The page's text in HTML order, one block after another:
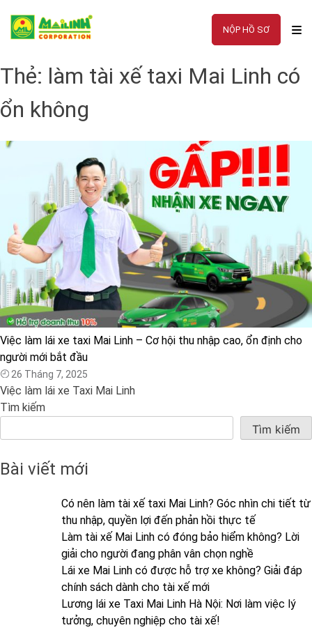
content
NỘP HỒ SƠ
Thẻ: làm tài xế taxi Mai Linh có
ổn không
Việc làm lái xe taxi Mai Linh – Cơ hội thu nhập cao, ổn định cho
người mới bắt đầu
26 Tháng 7, 2025
Việc làm lái xe Taxi Mai Linh
Tìm kiếm
Tìm kiếm
Bài viết mới
Có nên làm tài xế taxi Mai Linh? Góc nhìn chi tiết từ
thu nhập, quyền lợi đến phản hồi thực tế
Làm tài xế Mai Linh có đóng bảo hiểm không? Lời
giải cho người đang phân vân chọn nghề
Lái xe Mai Linh có được hỗ trợ xe không? Giải đáp
chính sách dành cho tài xế mới
Lương lái xe Taxi Mai Linh Hà Nội: Nơi làm việc lý
tưởng, chuyên nghiệp cho tài xế!